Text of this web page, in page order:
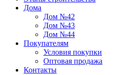
Дома
Дом №42
Дом №43
Дом №44
Покупателям
Условия покупки
Оптовая продажа
Контакты